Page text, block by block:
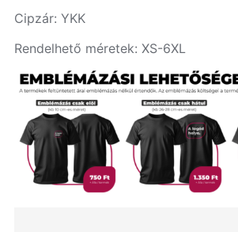
Cipzár: YKK
Rendelhető méretek: XS-6XL